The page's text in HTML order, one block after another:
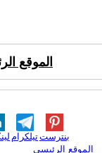
الموقع
تيلكرامبنترست
الموقع الرئيسي